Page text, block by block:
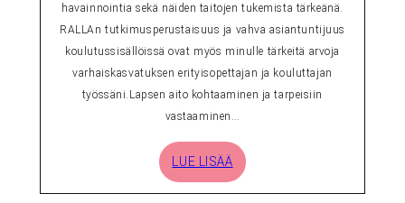
havainnointia sekä näiden taitojen tukemista tärkeänä.
RALLAn tutkimusperustaisuus ja vahva asiantuntijuus
koulutussisällöissä ovat myös minulle tärkeitä arvoja
varhaiskasvatuksen erityisopettajan ja kouluttajan
työssäni.Lapsen aito kohtaaminen ja tarpeisiin
vastaaminen…
LUE LISÄÄ